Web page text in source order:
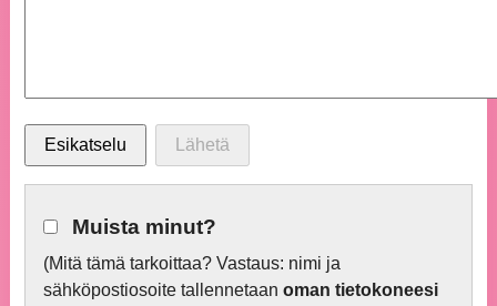
Muista minut?
(Mitä tämä tarkoittaa? Vastaus: nimi ja
sähköpostiosoite tallennetaan oman tietokoneesi